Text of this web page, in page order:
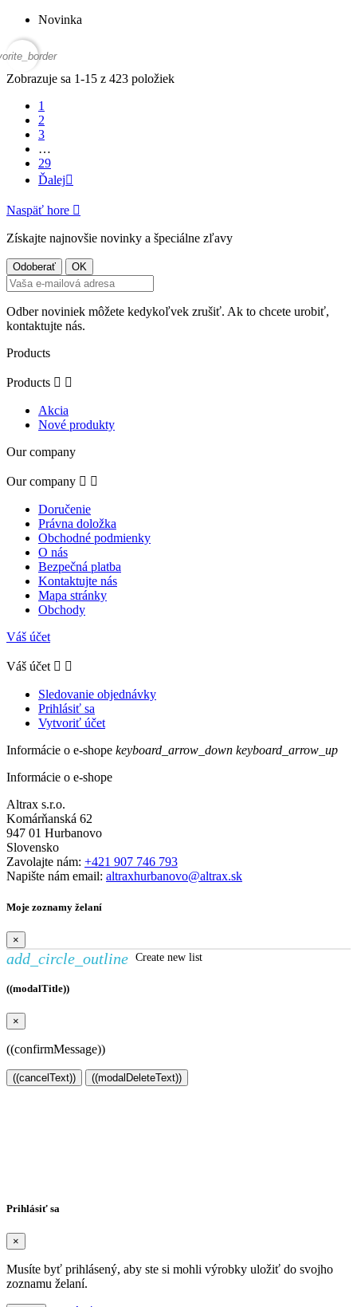
Novinka
Zobrazuje sa 1-15 z 423 položiek
1
2
3
…
29
Ďalej
Naspäť hore 
Získajte najnovšie novinky a špeciálne zľavy
Odber noviniek môžete kedykoľvek zrušiť. Ak to chcete urobiť,
kontaktujte nás.
Products
Products  
Akcia
Nové produkty
Our company
Our company  
Doručenie
Právna doložka
Obchodné podmienky
O nás
Bezpečná platba
Kontaktujte nás
Mapa stránky
Obchody
Váš účet
Váš účet  
Sledovanie objednávky
Prihlásiť sa
Vytvoriť účet
Informácie o e-shope keyboard_arrow_down keyboard_arrow_up
Informácie o e-shope
Altrax s.r.o.
Komárňanská 62
947 01 Hurbanovo
Slovensko
Zavolajte nám: +421 907 746 793
Napište nám email: altraxhurbanovo@altrax.sk
Moje zoznamy želaní
×
add_circle_outline Create new list
((modalTitle))
×
((confirmMessage))
((cancelText)) ((modalDeleteText))
Prihlásiť sa
×
Musíte byť prihlásený, aby ste si mohli výrobky uložiť do svojho
zoznamu želaní.